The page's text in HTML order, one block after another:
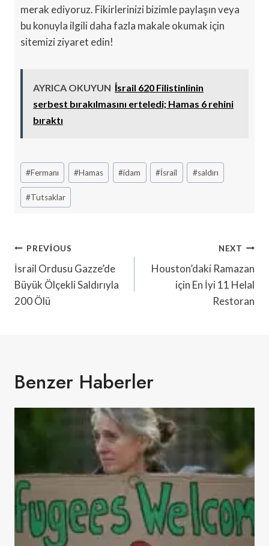
merak ediyoruz. Fikirlerinizi bizimle paylaşın veya
bu konuyla ilgili daha fazla makale okumak için
sitemizi ziyaret edin!
AYRICA OKUYUN İsrail 620 Filistinlinin
serbest bırakılmasını erteledi; Hamas 6 rehini
bıraktı
Post
Tags:
#Fermanı #Hamas #idam #İsrail #saldırı
#Tutsaklar
Yazı
Gezinmesi
PREVIOUS
İsrail Ordusu Gazze’de
Büyük Ölçekli Saldırıyla
200 Ölü
NEXT
Houston’daki Ramazan
için En İyi 11 Helal
Restoran
Benzer Haberler